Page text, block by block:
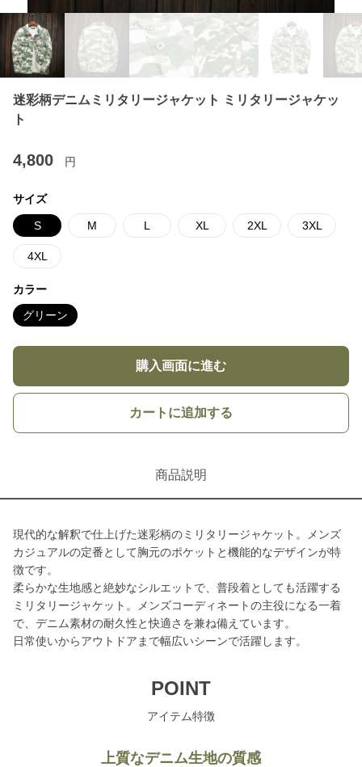
迷彩柄デニムミリタリージャケット ミリタリージャケッ
ト
4,800 円
サイズ
S M L XL 2XL 3XL
4XL
カラー
グリーン
購入画面に進む
カートに追加する
商品説明
現代的な解釈で仕上げた迷彩柄のミリタリージャケット。メンズ
カジュアルの定番として胸元のポケットと機能的なデザインが特
徴です。
柔らかな生地感と絶妙なシルエットで、普段着としても活躍する
ミリタリージャケット。メンズコーディネートの主役になる一着
で、デニム素材の耐久性と快適さを兼ね備えています。
日常使いからアウトドアまで幅広いシーンで活躍します。
POINT
アイテム特徴
上質なデニム生地の質感